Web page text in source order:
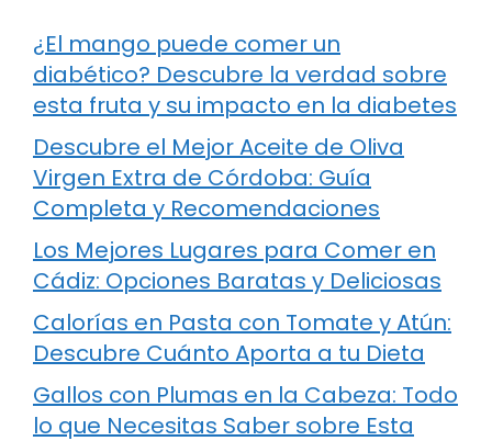
¿El mango puede comer un
diabético? Descubre la verdad sobre
esta fruta y su impacto en la diabetes
Descubre el Mejor Aceite de Oliva
Virgen Extra de Córdoba: Guía
Completa y Recomendaciones
Los Mejores Lugares para Comer en
Cádiz: Opciones Baratas y Deliciosas
Calorías en Pasta con Tomate y Atún:
Descubre Cuánto Aporta a tu Dieta
Gallos con Plumas en la Cabeza: Todo
lo que Necesitas Saber sobre Esta